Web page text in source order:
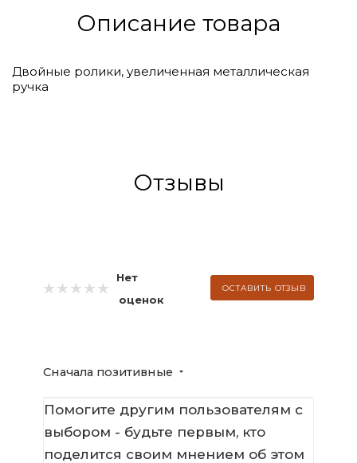
Описание товара
Двойные ролики, увеличенная металлическая
ручка
Отзывы
Нет
оценок
ОСТАВИТЬ ОТЗЫВ
Сначала позитивные
Помогите другим пользователям с
выбором - будьте первым, кто
поделится своим мнением об этом